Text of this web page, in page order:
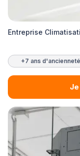
Entreprise
+7 ans d'ancienneté